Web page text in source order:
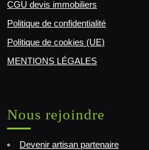
CGU devis immobiliers
Politique de confidentialité
Politique de cookies (UE)
MENTIONS LÉGALES
Nous rejoindre
Devenir artisan partenaire